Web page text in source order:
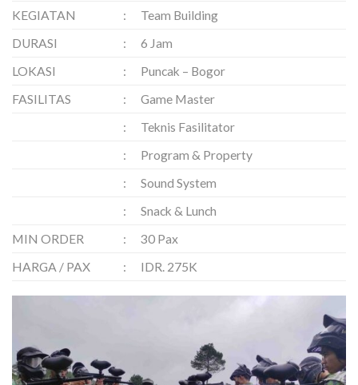
KEGIATAN :
Team Building
DURASI
:
6 Jam
LOKASI
:
Puncak – Bogor
FASILITAS
:
Game Master
:
Teknis Fasilitator
:
Program & Property
:
Sound System
:
Snack & Lunch
MIN ORDER
:
30 Pax
HARGA / PAX
: IDR. 275K